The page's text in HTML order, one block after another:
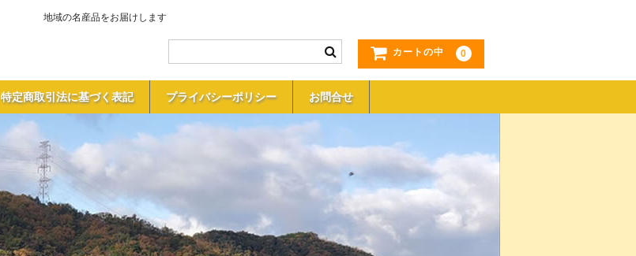
地域の名産品をお届けします
カートの中 0
特定商取引法に基づく表記 プライバシーポリシー お問合せ